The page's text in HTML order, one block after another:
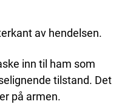
av hendelsen.
inn til ham som
tilstand. Det
på armen.